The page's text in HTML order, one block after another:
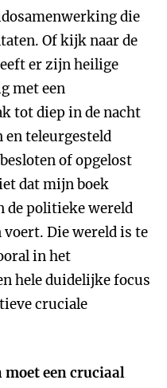
die
Of kijk naar de
er zijn heilige
met een
tot diep in de nacht
en teleurgesteld
of opgelost
dat mijn boek
de politieke wereld
voert. Die wereld is te
in het
hele duidelijke focus
cruciale
moet een cruciaal